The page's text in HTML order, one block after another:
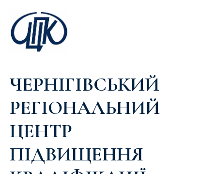
ЧЕРНІГІВСЬКИЙ
РЕГІОНАЛЬНИЙ
ЦЕНТР
ПІДВИЩЕННЯ